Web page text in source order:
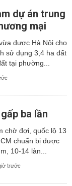
dự án trung
mại
được Hà Nội cho
sử dụng 3,4 ha đất
tại phường...
ba lần
chờ đợi, quốc lộ 13
chuẩn bị được
10-14 làn...
trước